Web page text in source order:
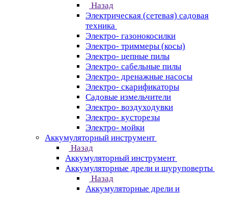
Назад
Электрическая (сетевая) садовая
техника
Электро- газонокосилки
Электро- триммеры (косы)
Электро- цепные пилы
Электро- сабельные пилы
Электро- дренажные насосы
Электро- скарификаторы
Садовые измельчители
Электро- воздуходувки
Электро- кусторезы
Электро- мойки
Аккумуляторный инструмент
Назад
Аккумуляторный инструмент
Аккумуляторные дрели и шуруповерты
Назад
Аккумуляторные дрели и